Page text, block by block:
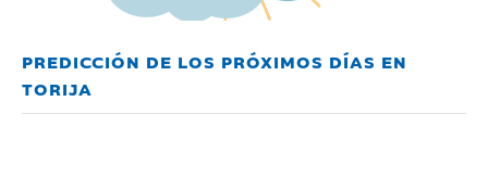
PREDICCIÓN DE LOS PRÓXIMOS DÍAS EN
TORIJA